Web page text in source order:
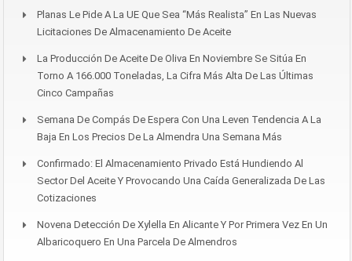
Planas Le Pide A La UE Que Sea “más Realista” En Las Nuevas
Licitaciones De Almacenamiento De Aceite
La Producción De Aceite De Oliva En Noviembre Se Sitúa En
Torno A 166.000 Toneladas, La Cifra Más Alta De Las Últimas
Cinco Campañas
Semana De Compás De Espera Con Una Leven Tendencia A La
Baja En Los Precios De La Almendra Una Semana Más
Confirmado: El Almacenamiento Privado Está Hundiendo Al
Sector Del Aceite Y Provocando Una Caída Generalizada De Las
Cotizaciones
Novena Detección De Xylella En Alicante Y Por Primera Vez En Un
Albaricoquero En Una Parcela De Almendros